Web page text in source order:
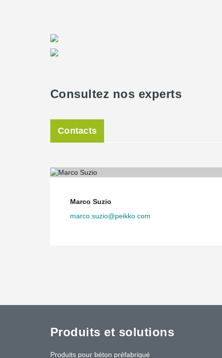
Consultez nos experts
Contacts
Marco Suzio
marco.suzio@peikko.com
Produits et solutions
Produits pour béton préfabriqué